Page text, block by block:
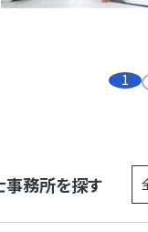
1
事務所を探す